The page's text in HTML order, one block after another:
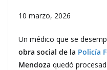
10 marzo, 2026
Un médico que se
obra social de la Policía
Mendoza quedó